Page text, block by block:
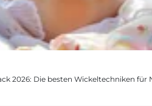
2026: Die besten Wickeltechniken für